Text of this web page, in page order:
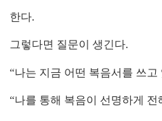
한다.
그렇다면 질문이 생긴다.
“나는 지금 어떤 복음서를 쓰고
“나를 통해 복음이 선명하게 전